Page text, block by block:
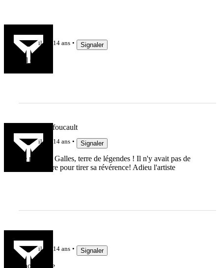
il y a 14 ans Signaler
bel essai!
emmanuel.foucault
il y a 14 ans Signaler
Le pays de Galles, terre de légendes ! Il n'y avait pas de
plus manière pour tirer sa révérence! Adieu l'artiste
il y a 14 ans Signaler
ciao l'artiste